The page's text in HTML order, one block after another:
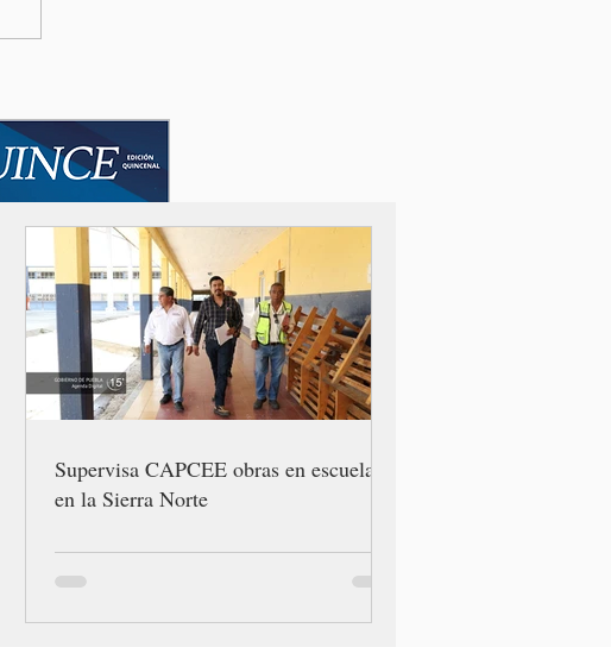
Supervisa CAPCEE obras en escuelas
en la Sierra Norte